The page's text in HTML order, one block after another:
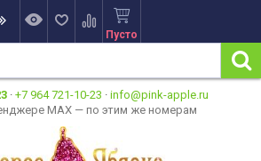
Пусто
· +7 964 721-10-23 · info@pink-apple.ru
MAX — по этим же номерам